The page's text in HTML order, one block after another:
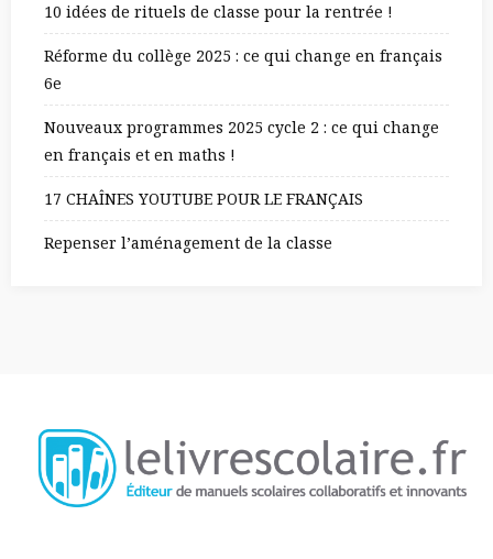
10 idées de rituels de classe pour la rentrée !
Réforme du collège 2025 : ce qui change en français
6e
Nouveaux programmes 2025 cycle 2 : ce qui change
en français et en maths !
17 CHAÎNES YOUTUBE POUR LE FRANÇAIS
Repenser l’aménagement de la classe